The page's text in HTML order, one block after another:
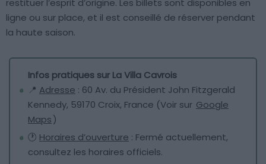
restituer l’esprit d’origine. Les billets sont disponibles en
ligne ou sur place, et il est conseillé de réserver pendant
la haute saison.
Infos pratiques sur La Villa Cavrois
📍 Adresse : 60 Av. du Président John Fitzgerald
Kennedy, 59170 Croix, France (Voir sur Google
Maps)
🕐 Horaires d’ouverture : Fermé actuellement,
consultez les horaires officiels.